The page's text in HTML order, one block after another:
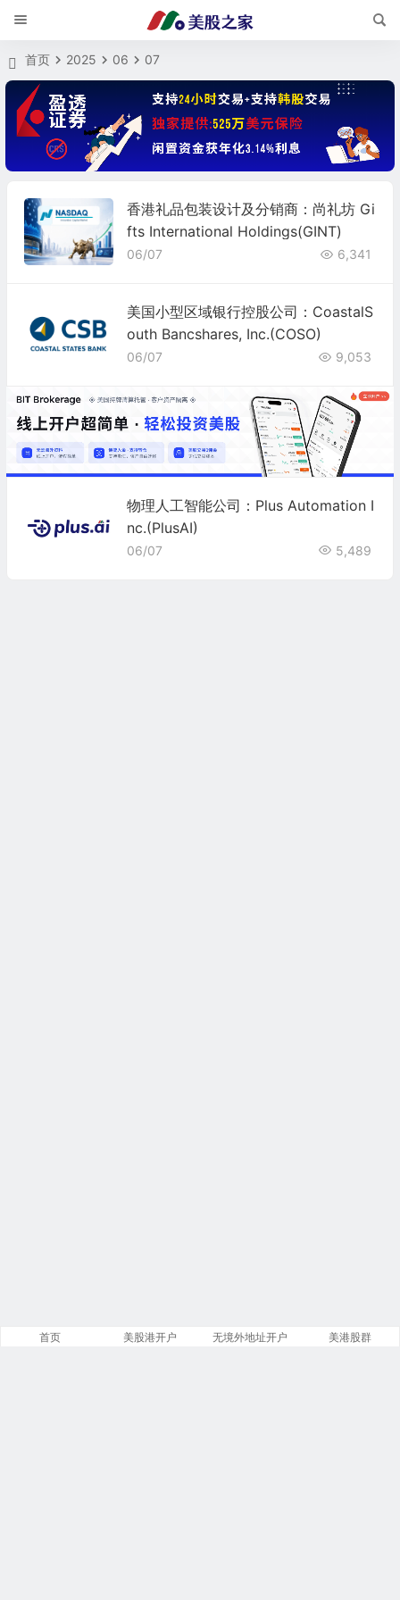
首页 2025 06 07
香港礼品包装设计及分销商：尚礼坊 Gi
fts International Holdings(GINT)
06/07 6,341
美国小型区域银行控股公司：CoastalS
outh Bancshares, Inc.(COSO)
06/07 9,053
物理人工智能公司：Plus Automation I
nc.(PlusAI)
06/07 5,489
首页 美股港开户 无境外地址开户 美港股群